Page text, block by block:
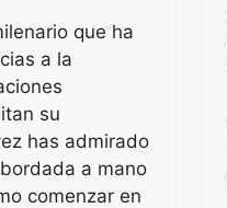
que ha
a la
su
has admirado
a mano
comenzar en